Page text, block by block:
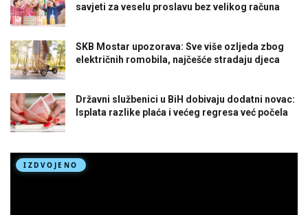
savjeti za veselu proslavu bez velikog računa
SKB Mostar upozorava: Sve više ozljeda zbog
električnih romobila, najčešće stradaju djeca
Državni službenici u BiH dobivaju dodatni novac:
Isplata razlike plaća i većeg regresa već počela